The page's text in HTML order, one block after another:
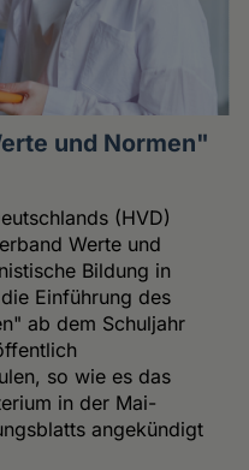
und Normen"
(HVD)
Werte und
Bildung in
Einführung des
ab dem Schuljahr
so wie es das
in der Mai-
angekündigt